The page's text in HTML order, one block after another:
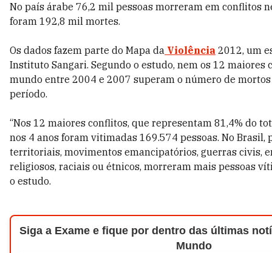
No país árabe 76,2 mil pessoas morreram em conflitos
foram 192,8 mil mortes.
Os dados fazem parte do Mapa da Violência 2012, um
Instituto Sangari. Segundo o estudo, nem os 12 maiores
mundo entre 2004 e 2007 superam o número de
período.
“Nos 12 maiores conflitos, que representam 81,4% do
nos 4 anos foram vitimadas 169.574 pessoas. No Brasil,
territoriais, movimentos emancipatórios, guerras civis,
religiosos, raciais ou étnicos, morreram mais pessoas
o estudo.
Siga a Exame e fique por dentro das últimas
Mundo